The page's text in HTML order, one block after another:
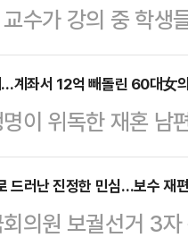
에 '조국 유세
다.영상에서 조 후
옆에 선 차량 보
편 민주당인데 미
수가 강의 중 학생
모욕적 폭언을 일
에 따르면 지난해
10명 중 8명은 성
왔다.A 교수가 과
을 자행했다는 학
조사를 전개했다.
계좌서 12억 빼돌린 60대女
이 위독한 재혼 남
가 징역형의 집행
법 형사12부(박건
반(사기), 사문서위
드러난 진정한 민심…보수 재
의원 보궐선거 3